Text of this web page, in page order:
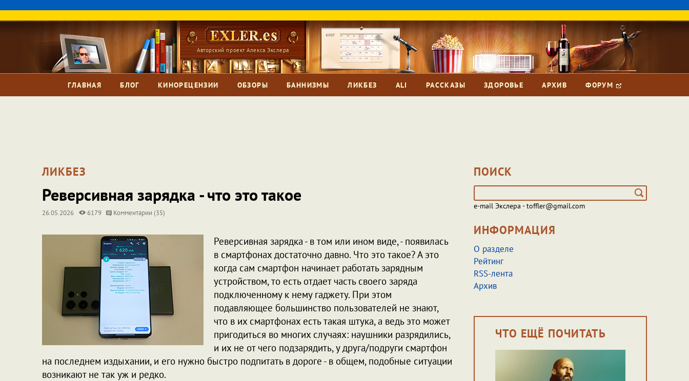
Авторский проект Алекса Экслера
ГЛАВНАЯ БЛОГ КИНОРЕЦЕНЗИИ ОБЗОРЫ БАННИЗМЫ ЛИКБЕЗ ALI РАССКАЗЫ ЗДОРОВЬЕ АРХИВ ФОРУМ
ЛИКБЕЗ
Реверсивная зарядка - что это такое
26.05.2026 6179 Комментарии (35)
Реверсивная зарядка - в том или ином виде, - появилась
в смартфонах достаточно давно. Что это такое? А это
когда сам смартфон начинает работать зарядным
устройством, то есть отдает часть своего заряда
подключенному к нему гаджету. При этом
подавляющее большинство пользователей не знают,
что в их смартфонах есть такая штука, а ведь это может
пригодиться во многих случаях: наушники разрядились,
и их не от чего подзарядить, у друга/подруги смартфон
на последнем издыхании, и его нужно быстро подпитать в дороге - в общем, подобные ситуации
возникают не так уж и редко.
ПОИСК
e-mail Экслера - toffler@gmail.com
ИНФОРМАЦИЯ
О разделе
Рейтинг
RSS-лента
Архив
ЧТО ЕЩЁ ПОЧИТАТЬ